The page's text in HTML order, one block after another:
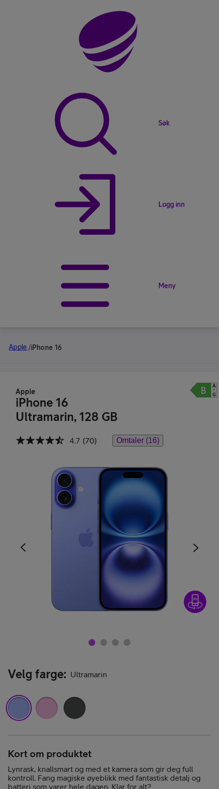
Søk
Logg inn
Meny
Apple /iPhone 16
Apple
iPhone 16
Ultramarin, 128 GB
4.7 (70) Omtaler (16)
Velg farge: Ultramarin
Kort om produktet
Lynrask, knallsmart og med et kamera som gir deg full
kontroll. Fang magiske øyeblikk med fantastisk detalj og
batteri som varer hele dagen. Klar for alt?